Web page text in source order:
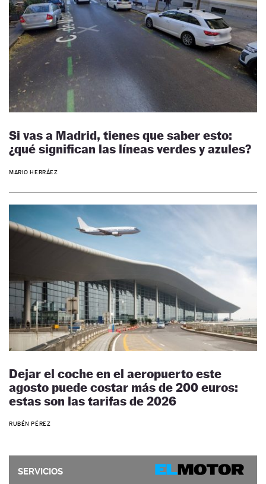
Si vas a Madrid, tienes que saber esto:
¿qué significan las líneas verdes y azules?
MARIO HERRÁEZ
Dejar el coche en el aeropuerto este
agosto puede costar más de 200 euros:
estas son las tarifas de 2026
RUBÉN PÉREZ